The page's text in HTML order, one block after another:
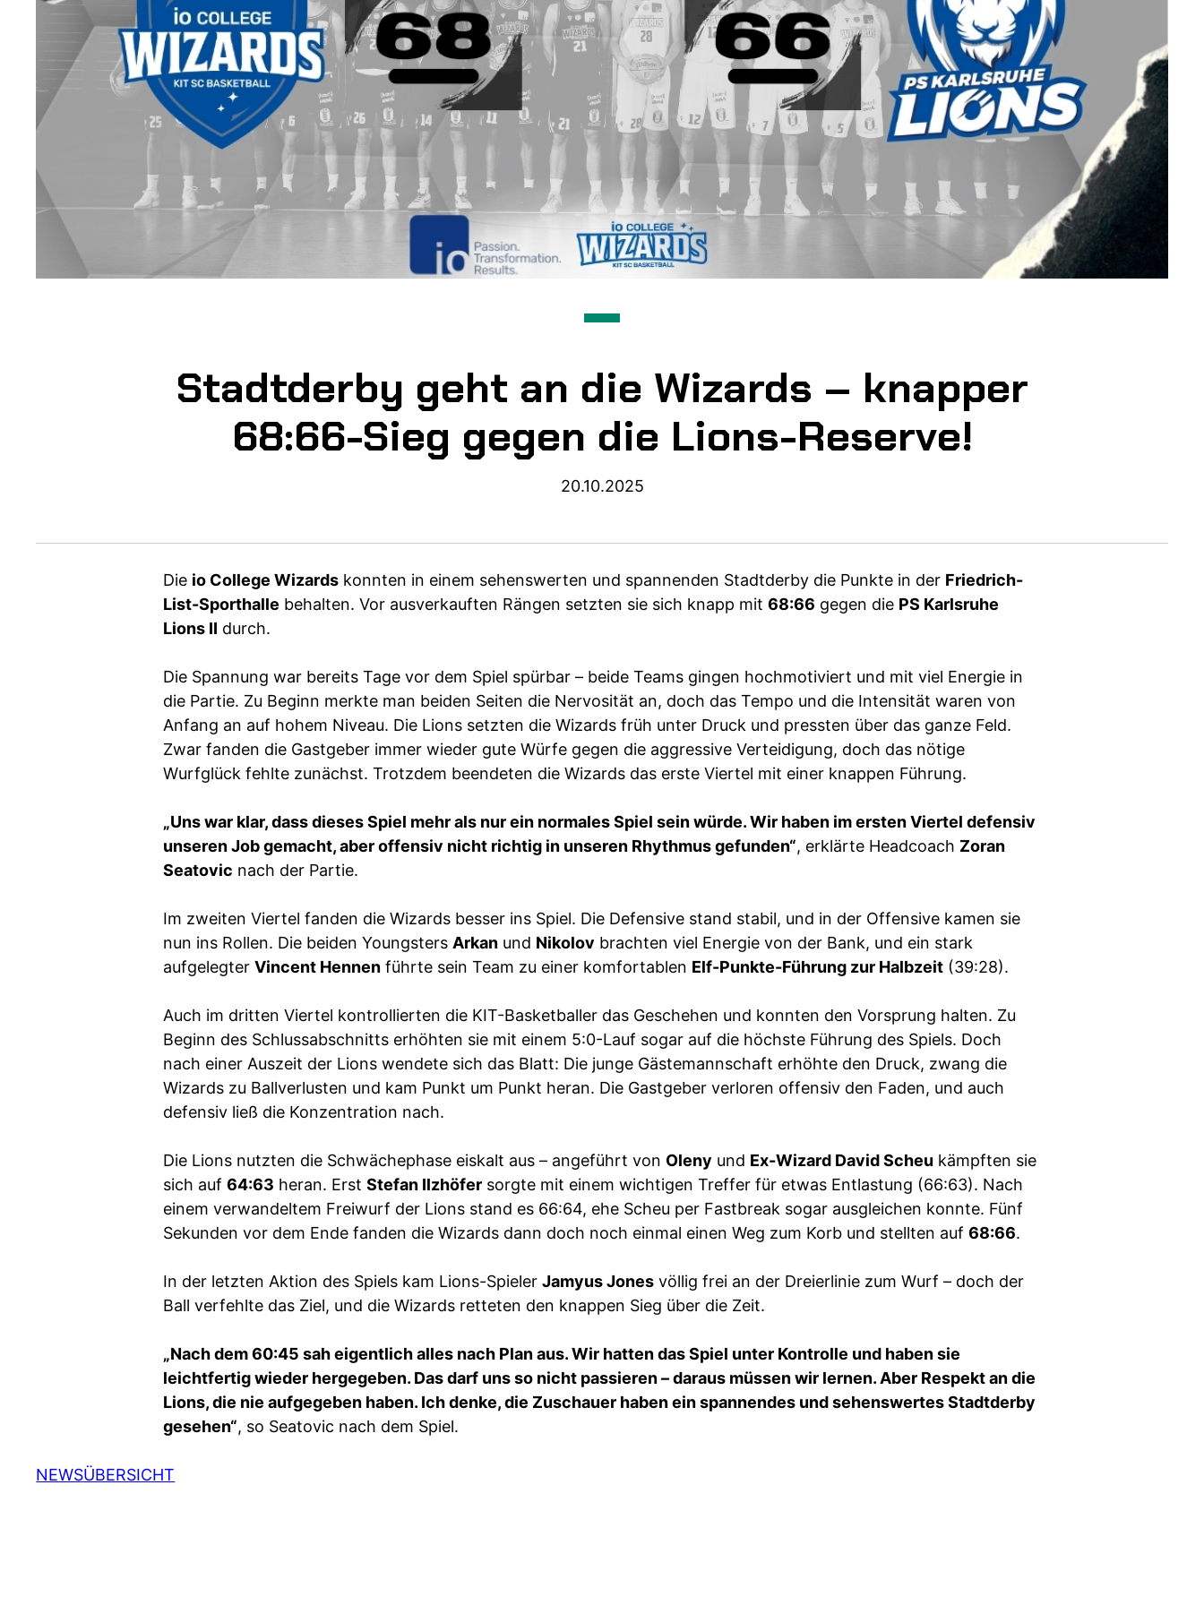
Stadtderby geht an die Wizards – knapper
68:66-Sieg gegen die Lions-Reserve!
20.10.2025
Die io College Wizards konnten in einem sehenswerten und spannenden Stadtderby die Punkte in der Friedrich-
List-Sporthalle behalten. Vor ausverkauften Rängen setzten sie sich knapp mit 68:66 gegen die PS Karlsruhe
Lions II durch.
Die Spannung war bereits Tage vor dem Spiel spürbar – beide Teams gingen hochmotiviert und mit viel Energie in
die Partie. Zu Beginn merkte man beiden Seiten die Nervosität an, doch das Tempo und die Intensität waren von
Anfang an auf hohem Niveau. Die Lions setzten die Wizards früh unter Druck und pressten über das ganze Feld.
Zwar fanden die Gastgeber immer wieder gute Würfe gegen die aggressive Verteidigung, doch das nötige
Wurfglück fehlte zunächst. Trotzdem beendeten die Wizards das erste Viertel mit einer knappen Führung.
„Uns war klar, dass dieses Spiel mehr als nur ein normales Spiel sein würde. Wir haben im ersten Viertel defensiv
unseren Job gemacht, aber offensiv nicht richtig in unseren Rhythmus gefunden“, erklärte Headcoach Zoran
Seatovic nach der Partie.
Im zweiten Viertel fanden die Wizards besser ins Spiel. Die Defensive stand stabil, und in der Offensive kamen sie
nun ins Rollen. Die beiden Youngsters Arkan und Nikolov brachten viel Energie von der Bank, und ein stark
aufgelegter Vincent Hennen führte sein Team zu einer komfortablen Elf-Punkte-Führung zur Halbzeit (39:28).
Auch im dritten Viertel kontrollierten die KIT-Basketballer das Geschehen und konnten den Vorsprung halten. Zu
Beginn des Schlussabschnitts erhöhten sie mit einem 5:0-Lauf sogar auf die höchste Führung des Spiels. Doch
nach einer Auszeit der Lions wendete sich das Blatt: Die junge Gästemannschaft erhöhte den Druck, zwang die
Wizards zu Ballverlusten und kam Punkt um Punkt heran. Die Gastgeber verloren offensiv den Faden, und auch
defensiv ließ die Konzentration nach.
Die Lions nutzten die Schwächephase eiskalt aus – angeführt von Oleny und Ex-Wizard David Scheu kämpften sie
sich auf 64:63 heran. Erst Stefan Ilzhöfer sorgte mit einem wichtigen Treffer für etwas Entlastung (66:63). Nach
einem verwandeltem Freiwurf der Lions stand es 66:64, ehe Scheu per Fastbreak sogar ausgleichen konnte. Fünf
Sekunden vor dem Ende fanden die Wizards dann doch noch einmal einen Weg zum Korb und stellten auf 68:66.
In der letzten Aktion des Spiels kam Lions-Spieler Jamyus Jones völlig frei an der Dreierlinie zum Wurf – doch der
Ball verfehlte das Ziel, und die Wizards retteten den knappen Sieg über die Zeit.
„Nach dem 60:45 sah eigentlich alles nach Plan aus. Wir hatten das Spiel unter Kontrolle und haben sie
leichtfertig wieder hergegeben. Das darf uns so nicht passieren – daraus müssen wir lernen. Aber Respekt an die
Lions, die nie aufgegeben haben. Ich denke, die Zuschauer haben ein spannendes und sehenswertes Stadtderby
gesehen“, so Seatovic nach dem Spiel.
NEWSÜBERSICHT